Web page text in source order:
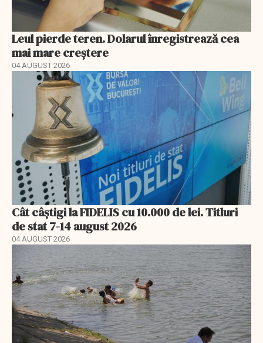
Leul pierde teren. Dolarul înregistrează cea
mai mare creștere
04 AUGUST 2026
Cât câștigi la FIDELIS cu 10.000 de lei. Titluri
de stat 7-14 august 2026
04 AUGUST 2026